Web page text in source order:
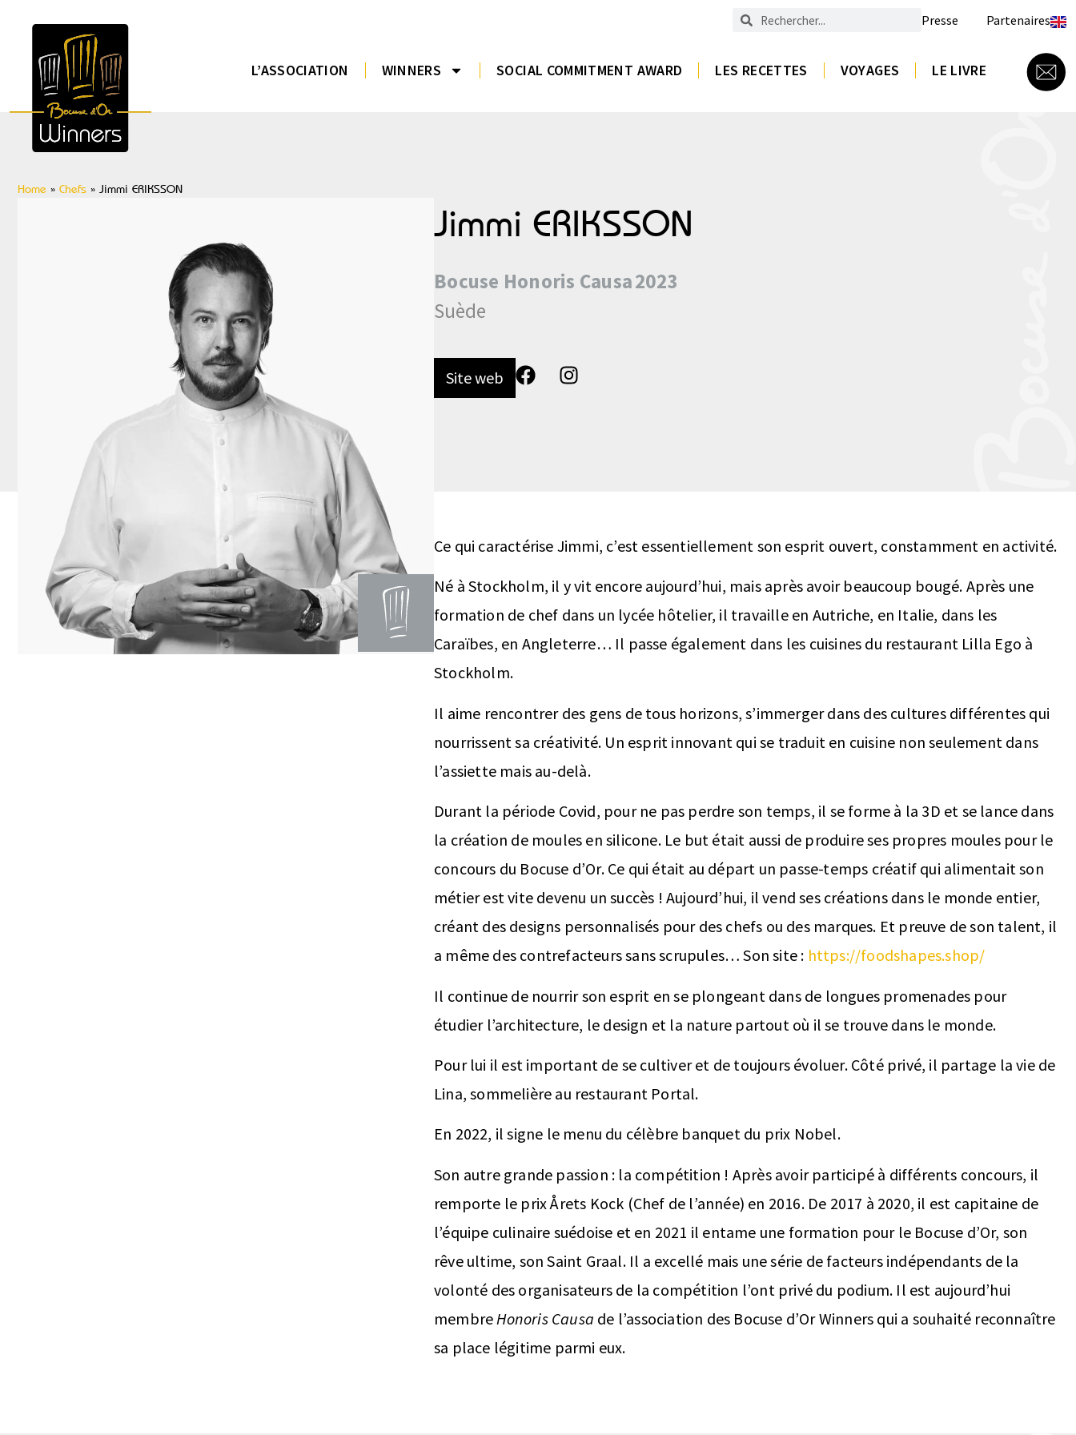
Presse Partenaires
L’ASSOCIATION WINNERS SOCIAL COMMITMENT AWARD LES RECETTES VOYAGES LE LIVRE
Home » Chefs » Jimmi ERIKSSON
Jimmi ERIKSSON
Bocuse Honoris Causa2023
Suède
Site web
Ce qui caractérise Jimmi, c’est essentiellement son esprit ouvert, constamment en activité.
Né à Stockholm, il y vit encore aujourd’hui, mais après avoir beaucoup bougé. Après une
formation de chef dans un lycée hôtelier, il travaille en Autriche, en Italie, dans les
Caraïbes, en Angleterre… Il passe également dans les cuisines du restaurant Lilla Ego à
Stockholm.
Il aime rencontrer des gens de tous horizons, s’immerger dans des cultures différentes qui
nourrissent sa créativité. Un esprit innovant qui se traduit en cuisine non seulement dans
l’assiette mais au-delà.
Durant la période Covid, pour ne pas perdre son temps, il se forme à la 3D et se lance dans
la création de moules en silicone. Le but était aussi de produire ses propres moules pour le
concours du Bocuse d’Or. Ce qui était au départ un passe-temps créatif qui alimentait son
métier est vite devenu un succès ! Aujourd’hui, il vend ses créations dans le monde entier,
créant des designs personnalisés pour des chefs ou des marques. Et preuve de son talent, il
a même des contrefacteurs sans scrupules… Son site : https://foodshapes.shop/
Il continue de nourrir son esprit en se plongeant dans de longues promenades pour
étudier l’architecture, le design et la nature partout où il se trouve dans le monde.
Pour lui il est important de se cultiver et de toujours évoluer. Côté privé, il partage la vie de
Lina, sommelière au restaurant Portal.
En 2022, il signe le menu du célèbre banquet du prix Nobel.
Son autre grande passion : la compétition ! Après avoir participé à différents concours, il
remporte le prix Årets Kock (Chef de l’année) en 2016. De 2017 à 2020, il est capitaine de
l’équipe culinaire suédoise et en 2021 il entame une formation pour le Bocuse d’Or, son
rêve ultime, son Saint Graal. Il a excellé mais une série de facteurs indépendants de la
volonté des organisateurs de la compétition l’ont privé du podium. Il est aujourd’hui
membre Honoris Causa de l’association des Bocuse d’Or Winners qui a souhaité reconnaître
sa place légitime parmi eux.